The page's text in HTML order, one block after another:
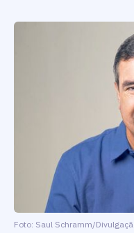
Foto: Saul Schramm/